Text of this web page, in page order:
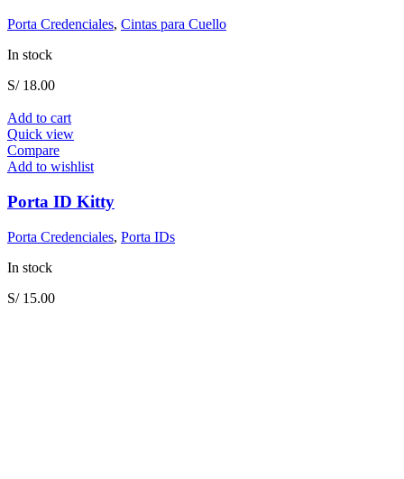
Porta Credenciales, Cintas para Cuello
In stock
S/18.00
Add to cart
Quick view
Compare
Add to wishlist
Porta ID Kitty
Porta Credenciales, Porta IDs
In stock
S/15.00